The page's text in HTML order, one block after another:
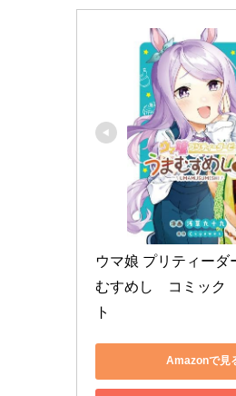
ウマ娘 プリティーダ
むすめし　コミック
ト
Amazonで見